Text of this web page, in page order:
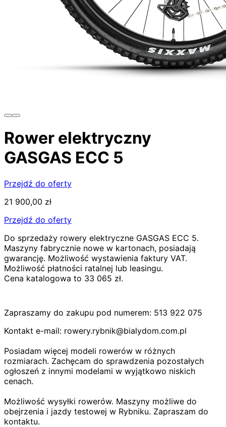
Rower elektryczny
GASGAS ECC 5
Przejdź do oferty
21 900,00 zł
Przejdź do oferty
Do sprzedaży rowery elektryczne GASGAS ECC 5.
Maszyny fabrycznie nowe w kartonach, posiadają
gwarancję. Możliwość wystawienia faktury VAT.
Możliwość płatności ratalnej lub leasingu.
Cena katalogowa to 33 065 zł.
Zapraszamy do zakupu pod numerem: 513 922 075
Kontakt e-mail: rowery.rybnik@bialydom.com.pl
Posiadam więcej modeli rowerów w różnych
rozmiarach. Zachęcam do sprawdzenia pozostałych
ogłoszeń z innymi modelami w wyjątkowo niskich
cenach.
Możliwość wysyłki rowerów. Maszyny możliwe do
obejrzenia i jazdy testowej w Rybniku. Zapraszam do
kontaktu.